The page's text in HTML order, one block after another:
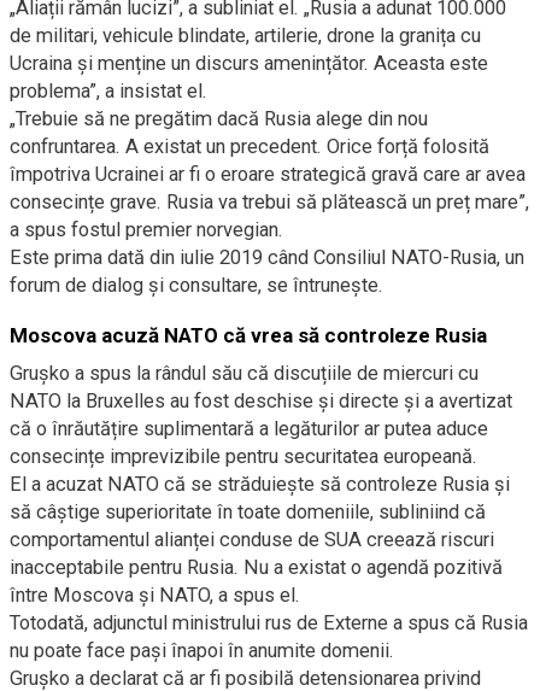
„Aliații rămân lucizi”, a subliniat el. „Rusia a adunat 100.000
de militari, vehicule blindate, artilerie, drone la granița cu
Ucraina și menține un discurs amenințător. Aceasta este
problema”, a insistat el.
„Trebuie să ne pregătim dacă Rusia alege din nou
confruntarea. A existat un precedent. Orice forță folosită
împotriva Ucrainei ar fi o eroare strategică gravă care ar avea
consecințe grave. Rusia va trebui să plătească un preț mare”,
a spus fostul premier norvegian.
Este prima dată din iulie 2019 când Consiliul NATO-Rusia, un
forum de dialog și consultare, se întrunește.
Moscova acuză NATO că vrea să controleze Rusia
Grușko a spus la rândul său că discuțiile de miercuri cu
NATO la Bruxelles au fost deschise și directe și a avertizat
că o înrăutățire suplimentară a legăturilor ar putea aduce
consecințe imprevizibile pentru securitatea europeană.
El a acuzat NATO că se străduiește să controleze Rusia și
să câștige superioritate în toate domeniile, subliniind că
comportamentul alianței conduse de SUA creează riscuri
inacceptabile pentru Rusia. Nu a existat o agendă pozitivă
între Moscova și NATO, a spus el.
Totodată, adjunctul ministrului rus de Externe a spus că Rusia
nu poate face pași înapoi în anumite domenii.
Grușko a declarat că ar fi posibilă detensionarea privind